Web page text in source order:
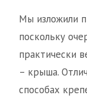
Мы изложили
поскольку
практически
– крыша.
способах